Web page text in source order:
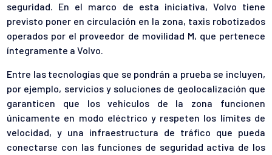
seguridad. En el marco de esta iniciativa, Volvo tiene
previsto poner en circulación en la zona, taxis robotizados
operados por el proveedor de movilidad M, que pertenece
íntegramente a Volvo.
Entre las tecnologías que se pondrán a prueba se incluyen,
por ejemplo, servicios y soluciones de geolocalización que
garanticen que los vehículos de la zona funcionen
únicamente en modo eléctrico y respeten los límites de
velocidad, y una infraestructura de tráfico que pueda
conectarse con las funciones de seguridad activa de los